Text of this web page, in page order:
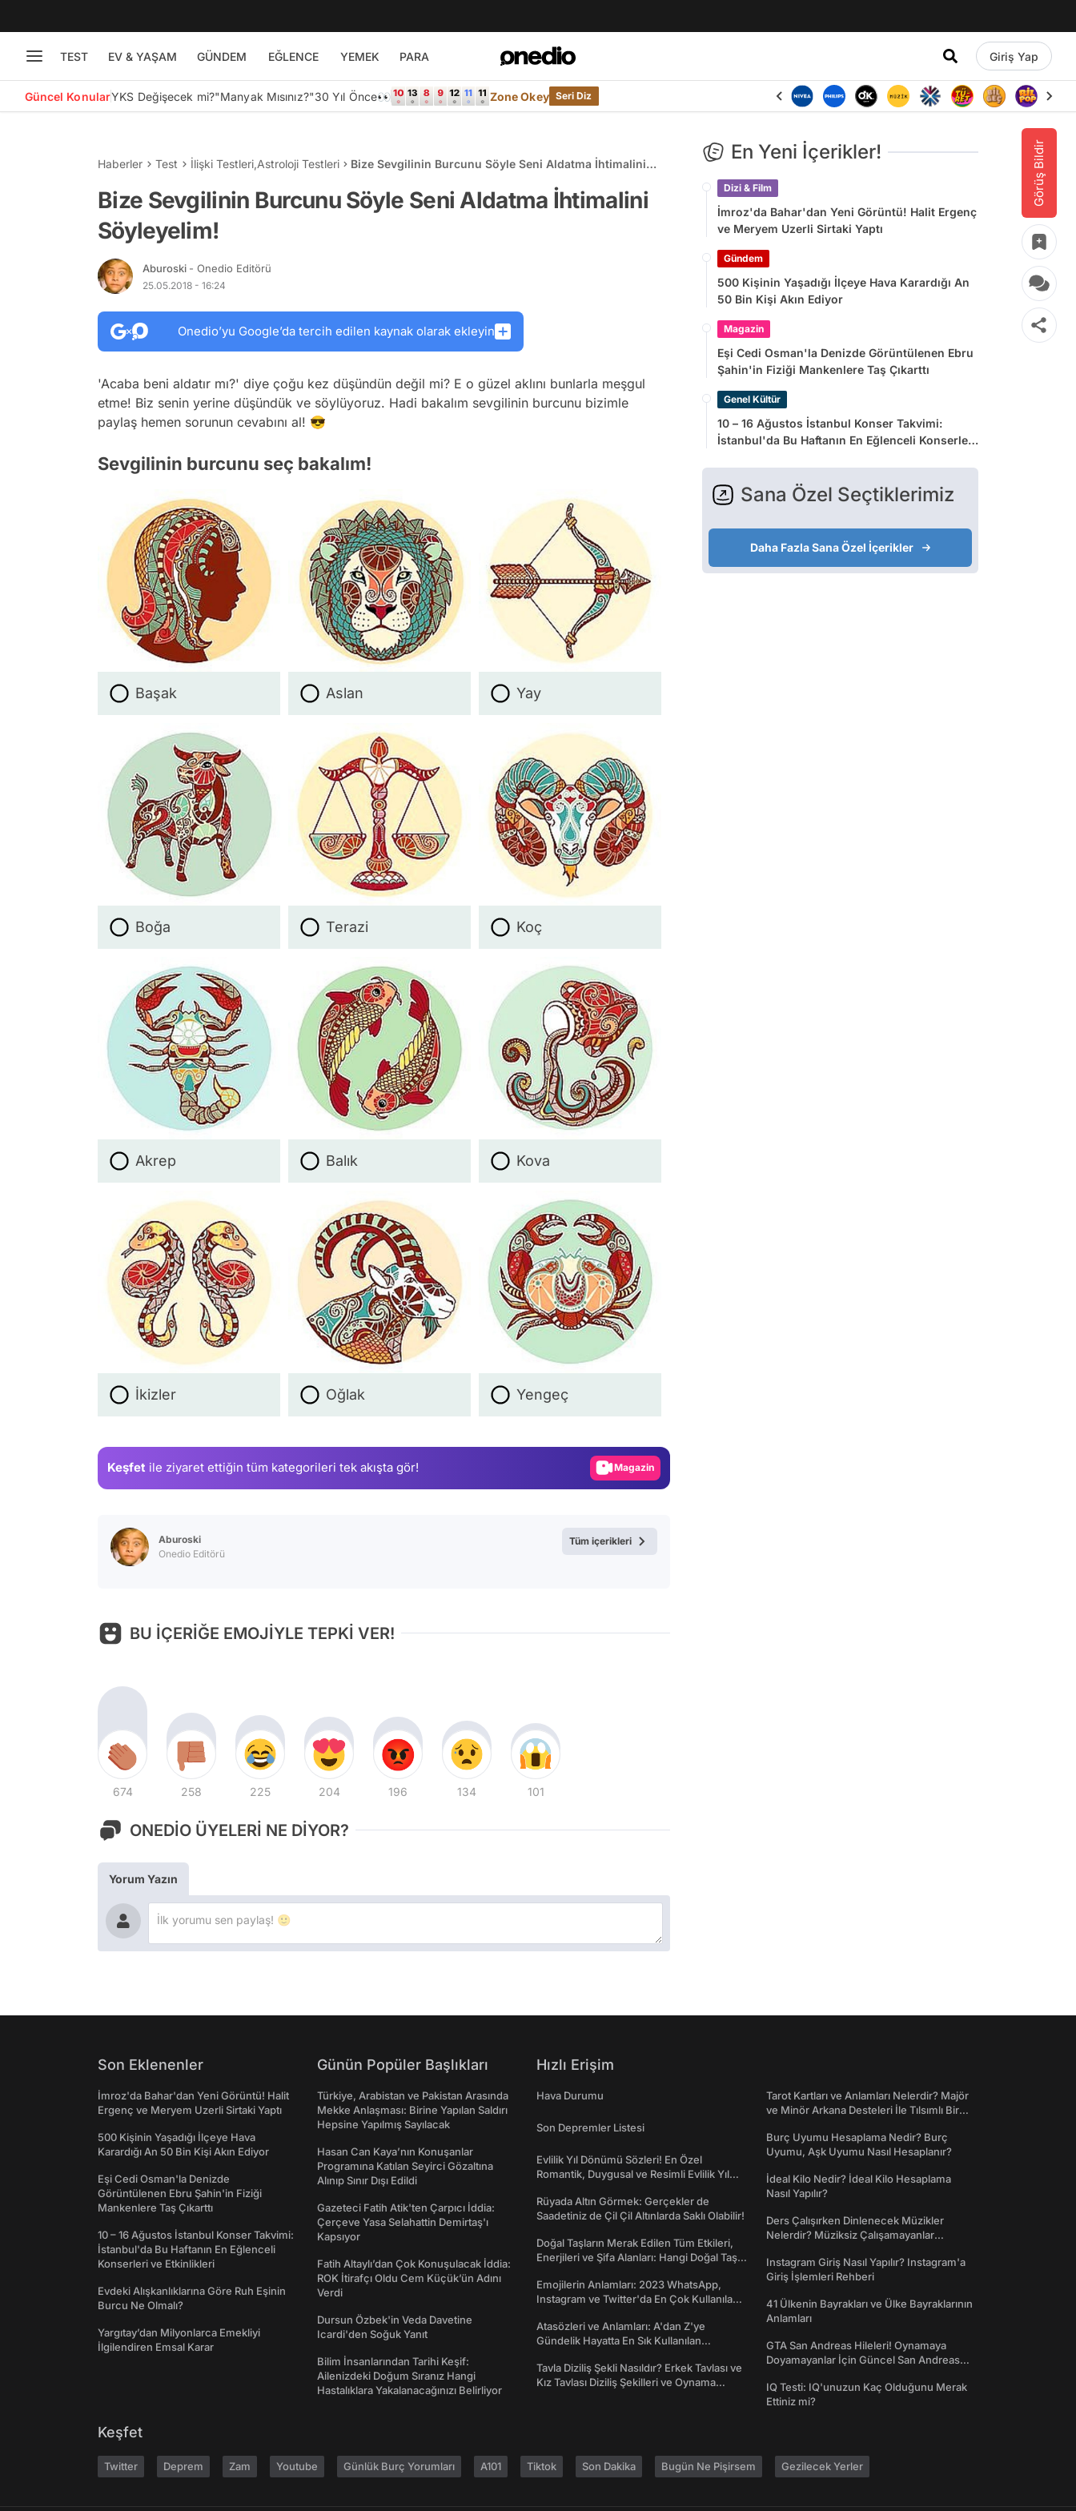
TEST EV & YAŞAM GÜNDEM EĞLENCE YEMEK PARA Giriş Yap
Güncel KonularYKS Değişecek mi?"Manyak Mısınız?"30 Yıl Önce👀 Zone Okey Seri Diz
Görüş Bildir
Haberler Test İlişki Testleri,Astroloji Testleri
Bize Sevgilinin Burcunu Söyle Seni Aldatma İhtimalini
Bize Sevgilinin Burcunu Söyle Seni Aldatma İhtimalini
Söyleyelim!
Aburoski - Onedio Editörü
25.05.2018 - 16:24
Onedio’yu Google’da tercih edilen kaynak olarak ekleyin
'Acaba beni aldatır mı?' diye çoğu kez düşündün değil mi? E o güzel aklını bunlarla meşgul
etme! Biz senin yerine düşündük ve söylüyoruz. Hadi bakalım sevgilinin burcunu bizimle
paylaş hemen sorunun cevabını al! 😎
Sevgilinin burcunu seç bakalım!
Başak Aslan Yay
Boğa Terazi Koç
Akrep Balık Kova
İkizler Oğlak Yengeç
Keşfet ile ziyaret ettiğin tüm kategorileri tek akışta gör!
Test
Magazin
Aburoski
Onedio Editörü
Tüm içerikleri
BU İÇERİĞE EMOJİYLE TEPKİ VER!
674 258 225 204 196 134 101
ONEDİO ÜYELERİ NE DİYOR?
Yorum Yazın
En Yeni İçerikler!
Dizi & Film
İmroz'da Bahar'dan Yeni Görüntü! Halit Ergenç
ve Meryem Uzerli Sirtaki Yaptı
Gündem
500 Kişinin Yaşadığı İlçeye Hava Karardığı An
50 Bin Kişi Akın Ediyor
Magazin
Eşi Cedi Osman'la Denizde Görüntülenen Ebru
Şahin'in Fiziği Mankenlere Taş Çıkarttı
Genel Kültür
10 – 16 Ağustos İstanbul Konser Takvimi:
İstanbul'da Bu Haftanın En Eğlenceli Konserleri
Sana Özel Seçtiklerimiz
Daha Fazla Sana Özel İçerikler
Son Eklenenler
İmroz'da Bahar'dan Yeni Görüntü! Halit
Ergenç ve Meryem Uzerli Sirtaki Yaptı
500 Kişinin Yaşadığı İlçeye Hava
Karardığı An 50 Bin Kişi Akın Ediyor
Eşi Cedi Osman'la Denizde
Görüntülenen Ebru Şahin'in Fiziği
Mankenlere Taş Çıkarttı
10 – 16 Ağustos İstanbul Konser Takvimi:
İstanbul'da Bu Haftanın En Eğlenceli
Konserleri ve Etkinlikleri
Evdeki Alışkanlıklarına Göre Ruh Eşinin
Burcu Ne Olmalı?
Yargıtay’dan Milyonlarca Emekliyi
İlgilendiren Emsal Karar
Günün Popüler Başlıkları
Türkiye, Arabistan ve Pakistan Arasında
Mekke Anlaşması: Birine Yapılan Saldırı
Hepsine Yapılmış Sayılacak
Hasan Can Kaya’nın Konuşanlar
Programına Katılan Seyirci Gözaltına
Alınıp Sınır Dışı Edildi
Gazeteci Fatih Atik'ten Çarpıcı İddia:
Çerçeve Yasa Selahattin Demirtaş'ı
Kapsıyor
Fatih Altaylı’dan Çok Konuşulacak İddia:
ROK İtirafçı Oldu Cem Küçük’ün Adını
Verdi
Dursun Özbek'in Veda Davetine
Icardi'den Soğuk Yanıt
Bilim İnsanlarından Tarihi Keşif:
Ailenizdeki Doğum Sıranız Hangi
Hastalıklara Yakalanacağınızı Belirliyor
Hızlı Erişim
Hava Durumu
Son Depremler Listesi
Evlilik Yıl Dönümü Sözleri! En Özel
Romantik, Duygusal ve Resimli Evlilik Yıl
Rüyada Altın Görmek: Gerçekler de
Saadetiniz de Çil Çil Altınlarda Saklı Olabilir!
Doğal Taşların Merak Edilen Tüm Etkileri,
Enerjileri ve Şifa Alanları: Hangi Doğal Taş
Emojilerin Anlamları: 2023 WhatsApp,
Instagram ve Twitter'da En Çok Kullanılan
Atasözleri ve Anlamları: A'dan Z'ye
Gündelik Hayatta En Sık Kullanılan
Tavla Diziliş Şekli Nasıldır? Erkek Tavlası ve
Kız Tavlası Diziliş Şekilleri ve Oynama
Tarot Kartları ve Anlamları Nelerdir? Majör
ve Minör Arkana Desteleri İle Tılsımlı Bir
Burç Uyumu Hesaplama Nedir? Burç
Uyumu, Aşk Uyumu Nasıl Hesaplanır?
İdeal Kilo Nedir? İdeal Kilo Hesaplama
Nasıl Yapılır?
Ders Çalışırken Dinlenecek Müzikler
Nelerdir? Müziksiz Çalışamayanlar
Instagram Giriş Nasıl Yapılır? Instagram'a
Giriş İşlemleri Rehberi
41 Ülkenin Bayrakları ve Ülke Bayraklarının
Anlamları
GTA San Andreas Hileleri! Oynamaya
Doyamayanlar İçin Güncel San Andreas
IQ Testi: IQ'unuzun Kaç Olduğunu Merak
Ettiniz mi?
Keşfet
Twitter Deprem Zam Youtube Günlük Burç Yorumları A101 Tiktok Son Dakika Bugün Ne Pişirsem Gezilecek Yerler